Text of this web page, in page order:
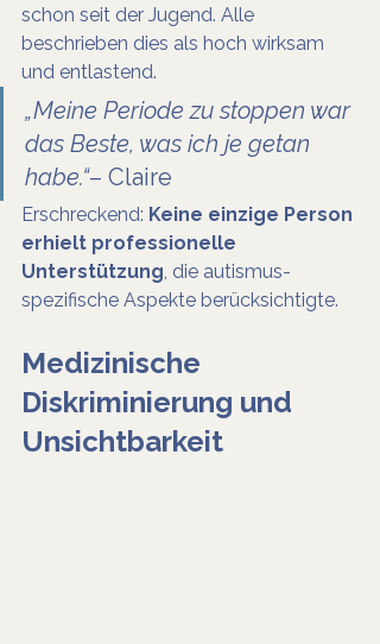
schon seit der Jugend. Alle
beschrieben dies als hoch wirksam
und entlastend.
„Meine Periode zu stoppen war
das Beste, was ich je getan
habe.“– Claire
Erschreckend: Keine einzige Person
erhielt professionelle
Unterstützung, die autismus-
spezifische Aspekte berücksichtigte.
Medizinische
Diskriminierung und
Unsichtbarkeit